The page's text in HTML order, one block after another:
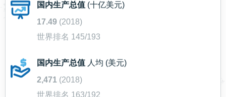
国内生产总值 (十亿美元)
17.49 (2018)
世界排名 145/193
国内生产总值 人均 (美元)
2,471 (2018)
世界排名 163/192